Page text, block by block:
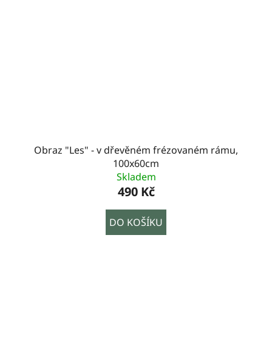
Obraz "Les" - v dřevěném frézovaném rámu,
100x60cm
Skladem
490 Kč
DO KOŠÍKU